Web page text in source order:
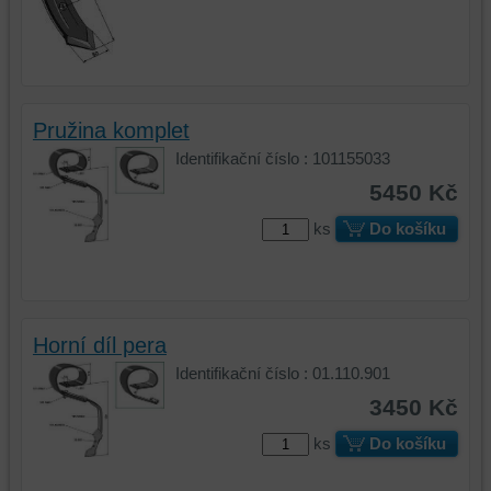
Pružina komplet
Identifikační číslo : 101155033
5450 Kč
ks Do košíku
Horní díl pera
Identifikační číslo : 01.110.901
3450 Kč
ks Do košíku
možné
identifikovat
vaši
dosáhnout
základní
funkčnosti
platformy,
zážitku
poskytovat
doplňkové
funkce,
váš
zážitek
z
prohlížení,
ukládat
uživatelského
účtu
nebo
bez
přihlášení,